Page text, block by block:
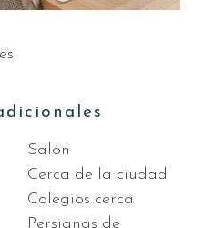
Salón
Cerca de la ciudad
Colegios cerca
Persianas de